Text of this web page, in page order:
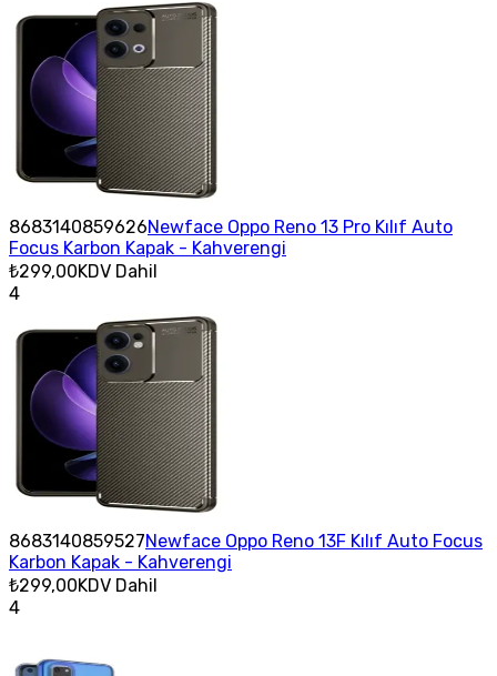
8683140859626Newface Oppo Reno 13 Pro Kılıf Auto
Focus Karbon Kapak - Kahverengi
₺299,00KDV Dahil
4
8683140859527Newface Oppo Reno 13F Kılıf Auto Focus
Karbon Kapak - Kahverengi
₺299,00KDV Dahil
4